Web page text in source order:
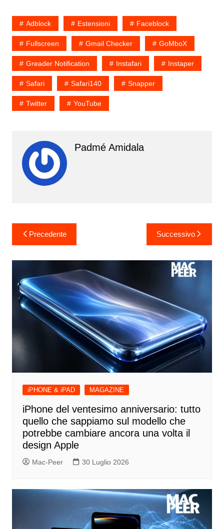
Adblock Estensioni Faceblock
Fullscreen Gmail Checker GoMboX
Greader Notification Instafari Instaper
Safari Safari140 Snapper
Twitter YouTube
Padmé Amidala
Navigazione
articoli
Precedente Successivo
iPHONE & iPAD MAGAZINE
iPhone del ventesimo anniversario: tutto
quello che sappiamo sul modello che
potrebbe cambiare ancora una volta il
design Apple
Mac-Peer 30 Luglio 2026